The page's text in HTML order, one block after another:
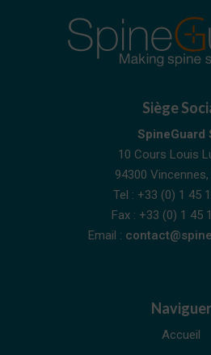
Siège
SpineGuard
10 Cours Louis
94300
Tel : +33 (0) 1 45
Fax : +33 (0) 1 45
Email :
Naviguer
Accueil